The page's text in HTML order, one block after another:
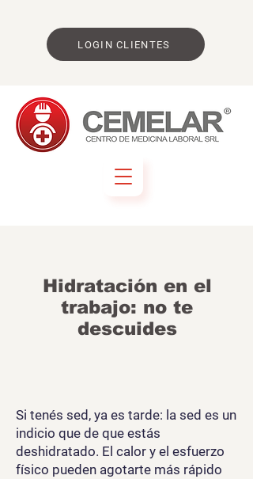
LOGIN CLIENTES
Hidratación en el
trabajo: no te
descuides
Si tenés sed, ya es tarde: la sed es un
indicio que de que estás
deshidratado. El calor y el esfuerzo
físico pueden agotarte más rápido